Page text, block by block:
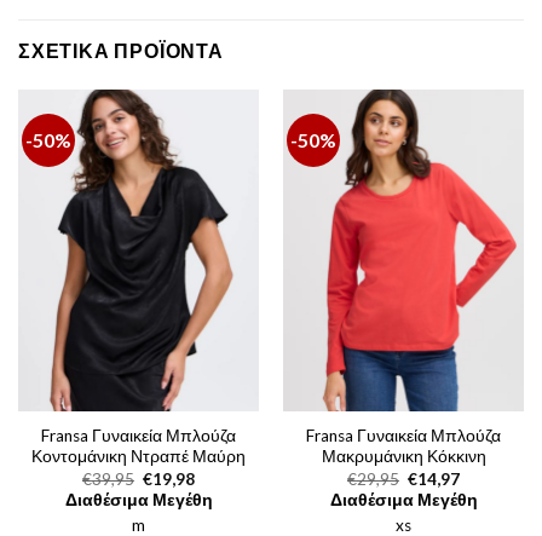
ΣΧΕΤΙΚΆ ΠΡΟΪΌΝΤΑ
-50%
Fransa Γυναικεία Μπλούζα
Κοντομάνικη Ντραπέ Μαύρη
€39,95 Original
price
was:
€39,95.
€19,98Η
τρέχουσα
τιμή
Διαθέσιμα Μεγέθη
m
-50%
Fransa Γυναικεία Μπλούζα
Μακρυμάνικη Κόκκινη
€29,95 Original
price
was:
€29,95.
€14,97Η
τρέχουσα
τιμή
Διαθέσιμα Μεγέθη
xs